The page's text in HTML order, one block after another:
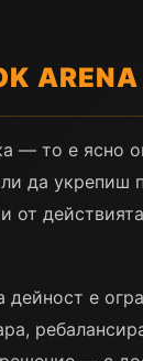
— то е ясно
да укрепиш
от
е